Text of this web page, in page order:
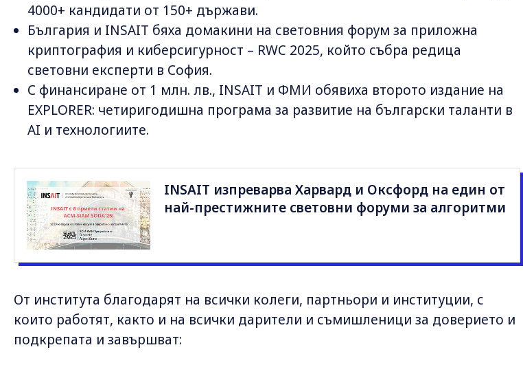
4000+ кандидати от 150+ държави.
България и INSAIT бяха домакини на световния форум за приложна
криптография и киберсигурност – RWC 2025, който събра редица
световни експерти в София.
С финансиране от 1 млн. лв., INSAIT и ФМИ обявиха второто издание на
EXPLORER: четиригодишна програма за развитие на български таланти в
AI и технологиите.
INSAIT изпреварва Харвард и Оксфорд на един от
най-престижните световни форуми за алгоритми
От института благодарят на всички колеги, партньори и институции, с
които работят, както и на всички дарители и съмишленици за доверието и
подкрепата и завършват: